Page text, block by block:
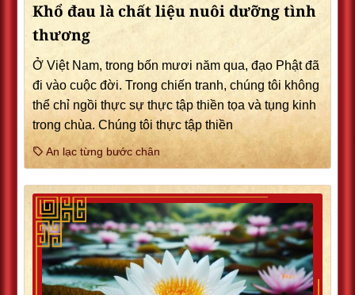
Khổ đau là chất liệu nuôi dưỡng tình
thương
Ở Việt Nam, trong bốn mươi năm qua, đạo Phật đã
đi vào cuộc đời. Trong chiến tranh, chúng tôi không
thể chỉ ngồi thực sự thực tập thiền tọa và tụng kinh
trong chùa. Chúng tôi thực tập thiền
An lạc từng bước chân